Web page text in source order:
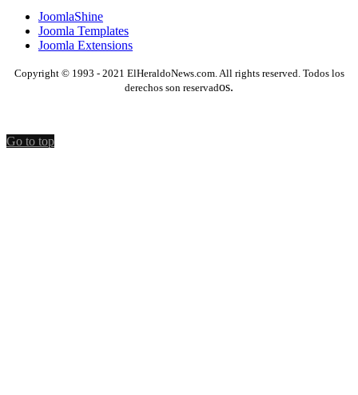
JoomlaShine
Joomla Templates
Joomla Extensions
Copyright © 1993 - 2021 ElHeraldoNews.com. All rights reserved. Todos los
derechos son reservados.
Go to top